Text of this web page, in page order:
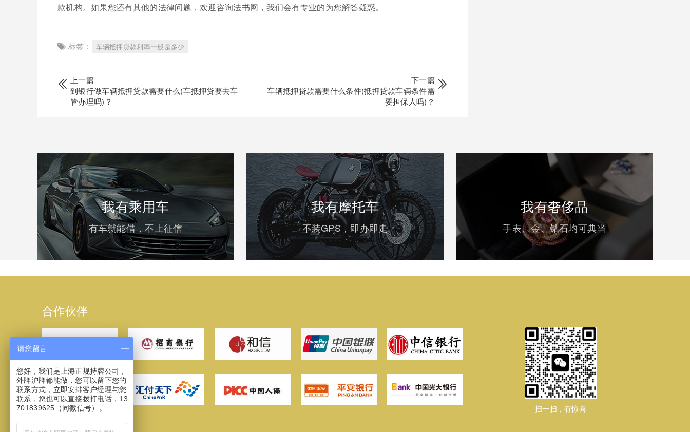
款机构。如果您还有其他的法律问题，欢迎咨询法书网，我们会有专业的为您解答疑惑。
标签： 车辆抵押贷款利率一般是多少
上一篇
到银行做车辆抵押贷款需要什么(车抵押贷要去车
管办理吗)？
下一篇
车辆抵押贷款需要什么条件(抵押贷款车辆条件需
要担保人吗)？
我有乘用车
有车就能借，不上征信
我有摩托车
不装GPS，即办即走
我有奢侈品
手表、金、钻石均可典当
合作伙伴
扫一扫，有惊喜
请您留言
您好，我们是上海正规持牌公司，
外牌沪牌都能做，您可以留下您的
联系方式，立即安排客户经理与您
联系，您也可以直接拨打电话，13
701839625（同微信号）。